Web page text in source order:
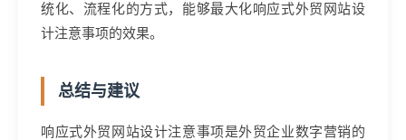
统化、流程化的方式，能够最大化响应式外贸网站设
计注意事项的效果。
总结与建议
响应式外贸网站设计注意事项是外贸企业数字营销的